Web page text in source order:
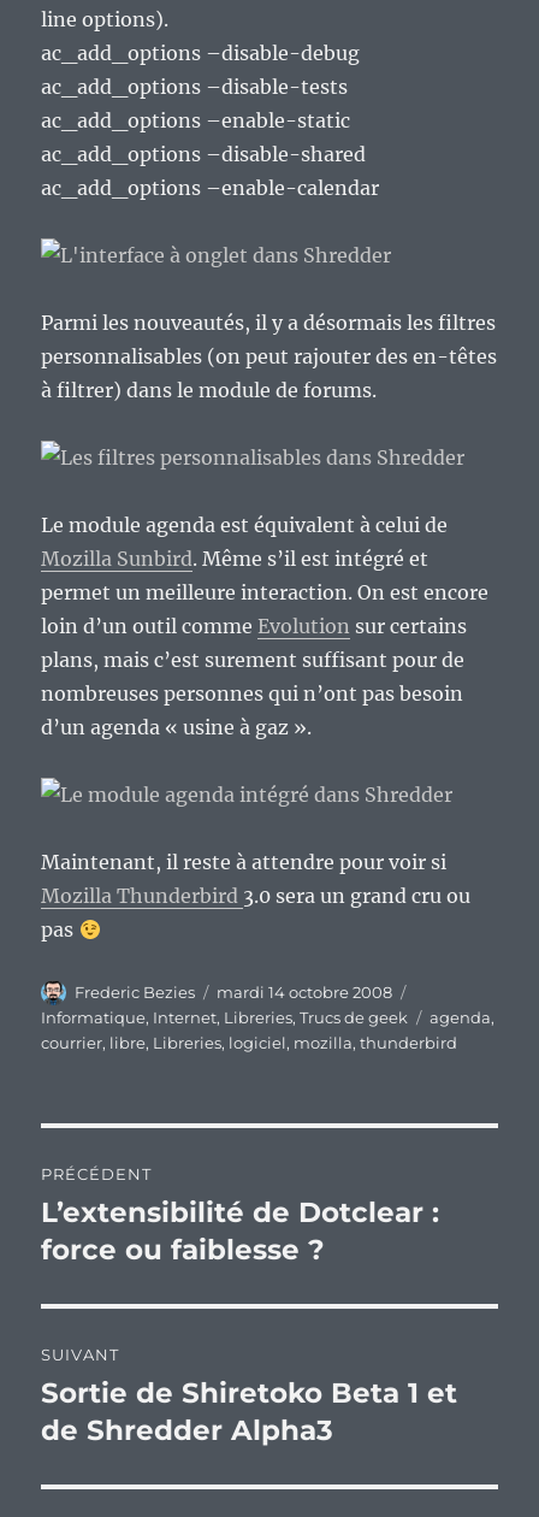
line options).
ac_add_options –disable-debug
ac_add_options –disable-tests
ac_add_options –enable-static
ac_add_options –disable-shared
ac_add_options –enable-calendar
Parmi les nouveautés, il y a désormais les filtres
personnalisables (on peut rajouter des en-têtes
à filtrer) dans le module de forums.
Le module agenda est équivalent à celui de
Mozilla Sunbird. Même s’il est intégré et
permet un meilleure interaction. On est encore
loin d’un outil commeEvolution sur certains
plans, mais c’est surement suffisant pour de
nombreuses personnes qui n’ont pas besoin
d’un agenda « usine à gaz ».
Maintenant, il reste à attendre pour voir si
Mozilla Thunderbird 3.0 sera un grand cru ou
pas
Auteur
Frederic Bezies
Publié
le
mardi 14 octobre 2008
Informatique, Internet, Libreries,Trucs de geek Étiquettes
agenda,
courrier, libre, Libreries, logiciel, mozilla,thunderbird
de
l’article
PRÉCÉDENT
Publication
précédente :
L’extensibilité de Dotclear :
force ou faiblesse ?
SUIVANT
Publication
suivante :
Sortie de Shiretoko Beta 1 et
de Shredder Alpha3